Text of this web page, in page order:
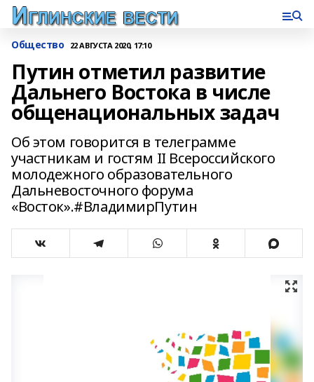
Общество 22 АВГУСТА 2020, 17:10
Путин отметил развитие
Дальнего Востока в числе
общенациональных задач
Об этом говорится в телеграмме
участникам и гостям II Всероссийского
молодежного образовательного
Дальневосточного форума
«Восток».#ВладимирПутин